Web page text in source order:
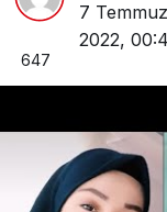
7
2022,
647